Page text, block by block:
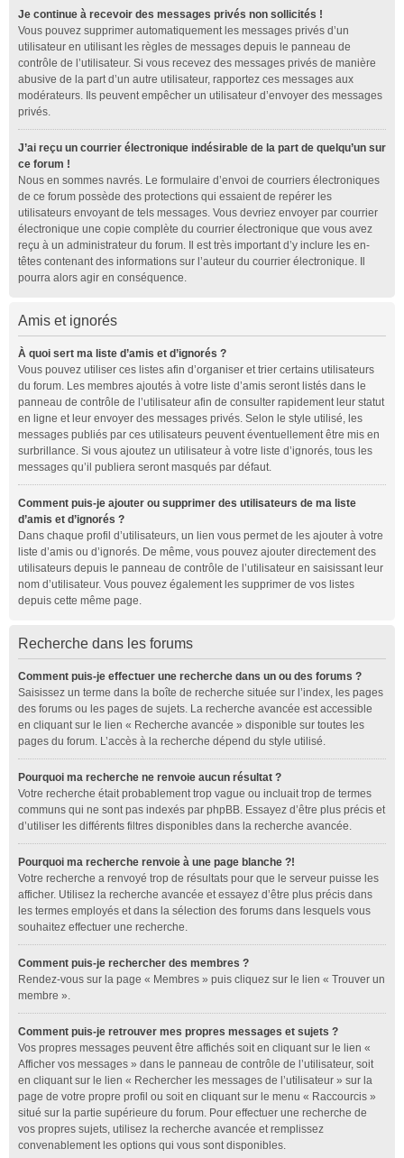
Je continue à recevoir des messages privés non sollicités !
Vous pouvez supprimer automatiquement les messages privés d’un
utilisateur en utilisant les règles de messages depuis le panneau de
contrôle de l’utilisateur. Si vous recevez des messages privés de manière
abusive de la part d’un autre utilisateur, rapportez ces messages aux
modérateurs. Ils peuvent empêcher un utilisateur d’envoyer des messages
privés.
J’ai reçu un courrier électronique indésirable de la part de quelqu’un sur
ce forum !
Nous en sommes navrés. Le formulaire d’envoi de courriers électroniques
de ce forum possède des protections qui essaient de repérer les
utilisateurs envoyant de tels messages. Vous devriez envoyer par courrier
électronique une copie complète du courrier électronique que vous avez
reçu à un administrateur du forum. Il est très important d’y inclure les en-
têtes contenant des informations sur l’auteur du courrier électronique. Il
pourra alors agir en conséquence.
Amis et ignorés
À quoi sert ma liste d’amis et d’ignorés ?
Vous pouvez utiliser ces listes afin d’organiser et trier certains utilisateurs
du forum. Les membres ajoutés à votre liste d’amis seront listés dans le
panneau de contrôle de l’utilisateur afin de consulter rapidement leur statut
en ligne et leur envoyer des messages privés. Selon le style utilisé, les
messages publiés par ces utilisateurs peuvent éventuellement être mis en
surbrillance. Si vous ajoutez un utilisateur à votre liste d’ignorés, tous les
messages qu’il publiera seront masqués par défaut.
Comment puis-je ajouter ou supprimer des utilisateurs de ma liste
d’amis et d’ignorés ?
Dans chaque profil d’utilisateurs, un lien vous permet de les ajouter à votre
liste d’amis ou d’ignorés. De même, vous pouvez ajouter directement des
utilisateurs depuis le panneau de contrôle de l’utilisateur en saisissant leur
nom d’utilisateur. Vous pouvez également les supprimer de vos listes
depuis cette même page.
Recherche dans les forums
Comment puis-je effectuer une recherche dans un ou des forums ?
Saisissez un terme dans la boîte de recherche située sur l’index, les pages
des forums ou les pages de sujets. La recherche avancée est accessible
en cliquant sur le lien « Recherche avancée » disponible sur toutes les
pages du forum. L’accès à la recherche dépend du style utilisé.
Pourquoi ma recherche ne renvoie aucun résultat ?
Votre recherche était probablement trop vague ou incluait trop de termes
communs qui ne sont pas indexés par phpBB. Essayez d’être plus précis et
d’utiliser les différents filtres disponibles dans la recherche avancée.
Pourquoi ma recherche renvoie à une page blanche ?!
Votre recherche a renvoyé trop de résultats pour que le serveur puisse les
afficher. Utilisez la recherche avancée et essayez d’être plus précis dans
les termes employés et dans la sélection des forums dans lesquels vous
souhaitez effectuer une recherche.
Comment puis-je rechercher des membres ?
Rendez-vous sur la page « Membres » puis cliquez sur le lien « Trouver un
membre ».
Comment puis-je retrouver mes propres messages et sujets ?
Vos propres messages peuvent être affichés soit en cliquant sur le lien «
Afficher vos messages » dans le panneau de contrôle de l’utilisateur, soit
en cliquant sur le lien « Rechercher les messages de l’utilisateur » sur la
page de votre propre profil ou soit en cliquant sur le menu « Raccourcis »
situé sur la partie supérieure du forum. Pour effectuer une recherche de
vos propres sujets, utilisez la recherche avancée et remplissez
convenablement les options qui vous sont disponibles.